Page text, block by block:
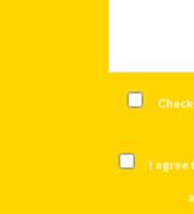
I agree